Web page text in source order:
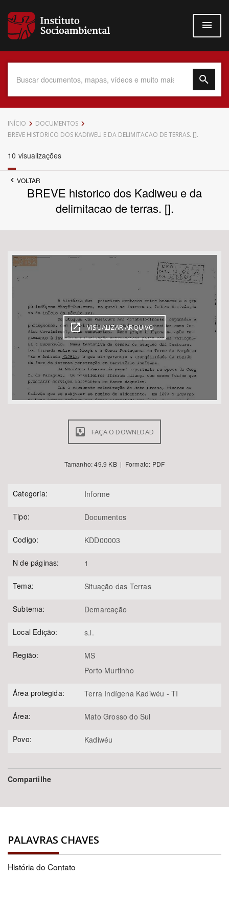
para
conteúdo
Data do Documento
Até
Bioma / Bacia
Tema
Subtema
Área de Levantamento
Área Protegida
BUSCAR
INÍCIO
DOCUMENTOS
BREVE HISTORICO DOS KADIWEU E DA DELIMITACAO DE TERRAS. [].
10 visualizações
VOLTAR
BREVE historico dos Kadiweu e da
delimitacao de terras. [].
VISUALIZAR ARQUIVO
FAÇA O DOWNLOAD
Tamanho: 49.9 KB | Formato: PDF
Categoria: Informe
Tipo: Documentos
Codigo: KDD00003
N de páginas: 1
Tema: Situação das Terras
Subtema: Demarcação
Local Edição: s.l.
Região:
MS
Porto Murtinho
Área protegida: Terra Indígena Kadiwéu - TI
Área: Mato Grosso do Sul
Povo: Kadiwéu
Compartilhe
PALAVRAS CHAVES
História do Contato